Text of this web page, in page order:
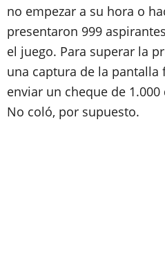
no empezar a su hora o
presentaron 999
el juego. Para superar la
una captura de la pantalla
enviar un cheque de
No coló, por supuesto.